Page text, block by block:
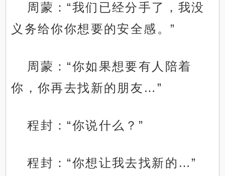
周蒙：“我们已经分手了，我没
义务给你你想要的安全感。”
周蒙：“你如果想要有人陪着
你，你再去找新的朋友…”
程封：“你说什么？”
程封：“你想让我去找新的…”